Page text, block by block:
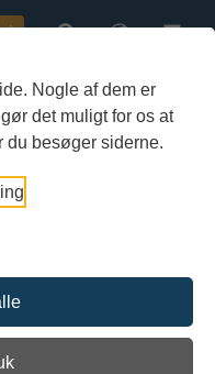
Nogle af dem er
det muligt for os at
du besøger siderne.
i Emu: Nye